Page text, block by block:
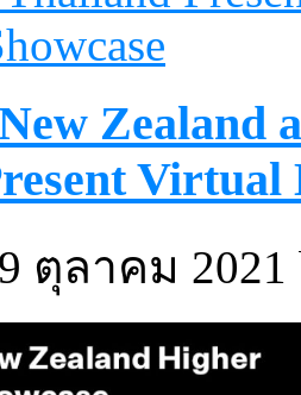
Zealand
Virtual
ตุลาคม